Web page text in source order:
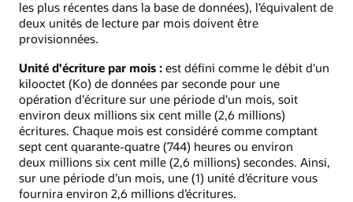
les plus récentes dans la base de données), l’équivalent de
deux unités de lecture par mois doivent être
provisionnées.
Unité d'écriture par mois : est défini comme le débit d'un
kilooctet (Ko) de données par seconde pour une
opération d'écriture sur une période d'un mois, soit
environ deux millions six cent mille (2,6 millions)
écritures. Chaque mois est considéré comme comptant
sept cent quarante-quatre (744) heures ou environ
deux millions six cent mille (2,6 millions) secondes. Ainsi,
sur une période d’un mois, une (1) unité d’écriture vous
fournira environ 2,6 millions d’écritures.